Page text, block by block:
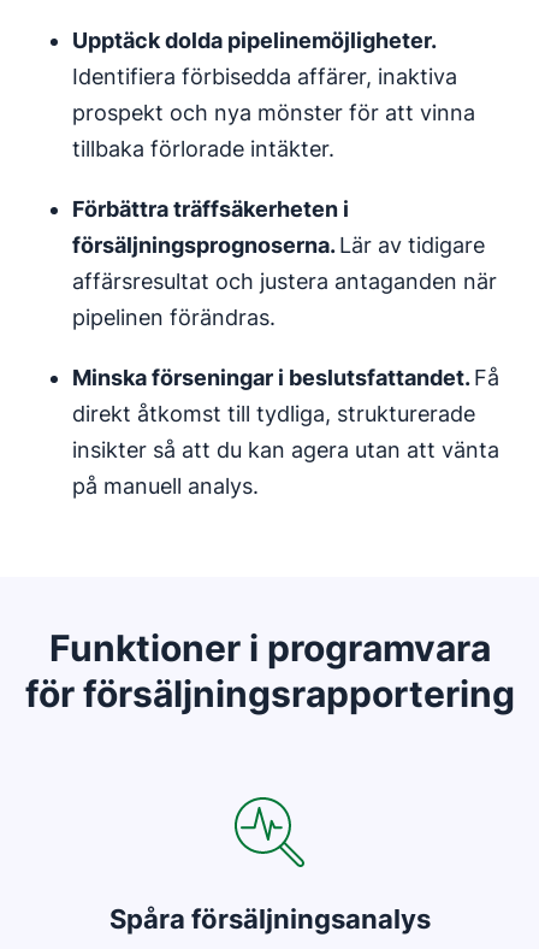
Upptäck dolda pipelinemöjligheter.
Identifiera förbisedda affärer, inaktiva
prospekt och nya mönster för att vinna
tillbaka förlorade intäkter.
Förbättra träffsäkerheten i
försäljningsprognoserna.Lär av tidigare
affärsresultat och justera antaganden när
pipelinen förändras.
Minska förseningar i beslutsfattandet.Få
direkt åtkomst till tydliga, strukturerade
insikter så att du kan agera utan att vänta
på manuell analys.
Funktioner i programvara
för försäljningsrapportering
Spåra försäljningsanalys